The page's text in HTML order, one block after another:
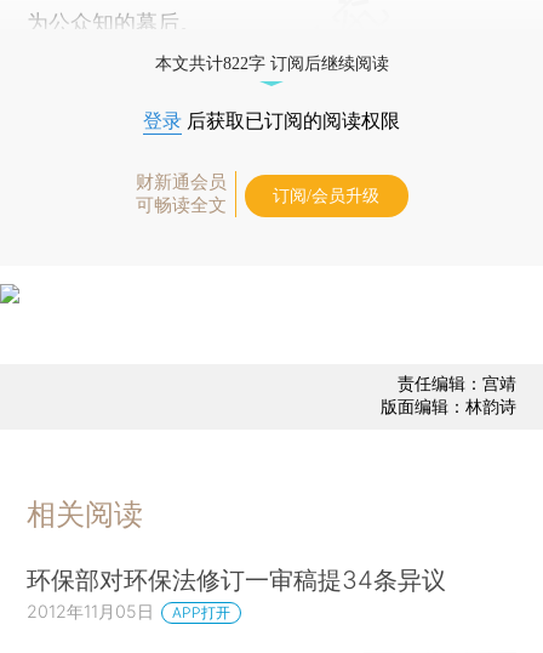
为公众知的幕后。
本文共计822字 订阅后继续阅读
登录 后获取已订阅的阅读权限
财新通会员
可畅读全文
订阅/会员升级
责任编辑：宫靖
版面编辑：林韵诗
相关阅读
环保部对环保法修订一审稿提34条异议
2012年11月05日 APP打开